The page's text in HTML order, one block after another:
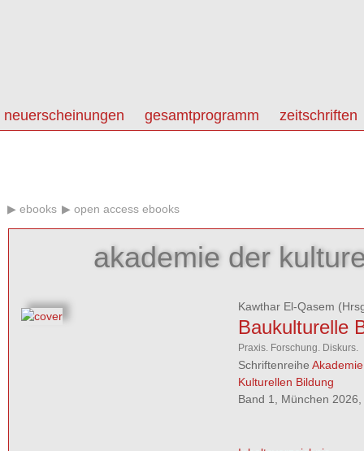
neuerscheinungen gesamtprogramm zeitschriften
ebooks open access ebooks
akademie der
Kawthar El-Qasem
Baukulturelle
Praxis. Forschung. Diskurs.
Schriftenreihe
Kulturellen Bildung
Band 1, München